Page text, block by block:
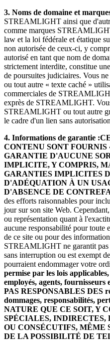
3. Noms de domaine et
STREAMLIGHT ainsi que
comme marques
law et la loi fédérale et étatique
non autorisée de ceux-ci, y
autorisé en tant que nom de
strictement interdite, constitue
de poursuites judiciaires. Vous
ou tout autre « texte caché »
commerciales de
exprès de STREAMLIGHT.
STREAMLIGHT ou tout autre
le cadre d'un lien sans
4. Informations de garantie :
CONTENU SONT
GARANTIE D'AUCUNE
IMPLICITE, Y COMPRIS,
GARANTIES IMPLICITES
D'ADÉQUATION À UN
D'ABSENCE DE
des efforts raisonnables pour
jour sur son site Web.
ou représentation quant à
aucune responsabilité pour toute
de ce site ou pour des
STREAMLIGHT ne garantit pas
sans interruption ou est exempt
pourraient endommager votre
permise par les lois
employés, agents,
PAS RESPONSABLES DES
dommages, responsabilités,
NATURE QUE CE SOIT, Y
SPÉCIALES, INDIRECTES,
OU CONSÉCUTIFS, MÊME
DE LA POSSIBILITÉ DE